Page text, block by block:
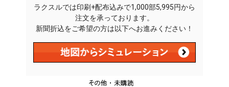
ラクスルでは印刷+配布込みで1,000部5,995円から
注文を承っております。
新聞折込をご希望の方は以下へお進みください！